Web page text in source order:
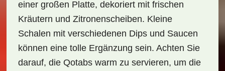
einer großen Platte, dekoriert mit frischen
Kräutern und Zitronenscheiben. Kleine
Schalen mit verschiedenen Dips und Saucen
können eine tolle Ergänzung sein. Achten Sie
darauf, die Qotabs warm zu servieren, um die